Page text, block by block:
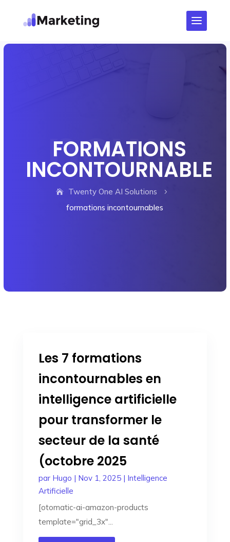
FORMATIONS
INCONTOURNABLES
Twenty One AI Solutions 5
formations incontournables
Les 7 formations
incontournables en
intelligence artificielle
pour transformer le
secteur de la santé
(octobre 2025
par Hugo | Nov 1, 2025| Intelligence
Artificielle
[otomatic-ai-amazon-products
template="grid_3x"...